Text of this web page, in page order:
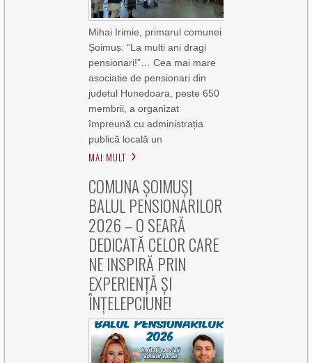
Mihai Irimie, primarul comunei
Șoimuș: “La multi ani dragi
pensionari!”… Cea mai mare
asociatie de pensionari din
judetul Hunedoara, peste 650
membrii, a organizat
împreună cu administrația
publică locală un
MAI MULT
COMUNA ȘOIMUȘ|
BALUL PENSIONARILOR
2026 – O SEARĂ
DEDICATĂ CELOR CARE
NE INSPIRĂ PRIN
EXPERIENȚĂ ȘI
ÎNȚELEPCIUNE!